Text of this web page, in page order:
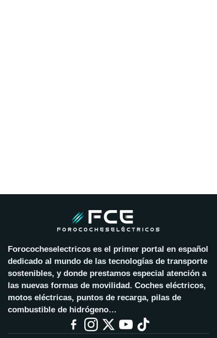
Forococheselectricos es el primer portal en español
dedicado al mundo de las tecnologías de transporte
sostenibles, y donde prestamos especial atención a
las nuevas formas de movilidad. Coches eléctricos,
motos eléctricas, puntos de recarga, pilas de
combustible de hidrógeno…